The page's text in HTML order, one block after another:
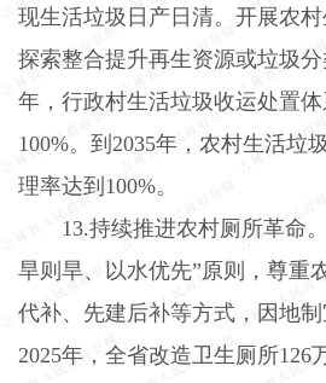
现生活垃圾日产日清。开展农村
探索整合提升再生资源或垃圾分
年，行政村生活垃圾收运处置体
100%。到 2035年，农村生活垃
理率达到 100%。
13.持续推进农村厕所革命
旱则旱、以水优先”原则，尊重
代补、先建后补等方式，因地
2025年，全省改造卫生厕所126